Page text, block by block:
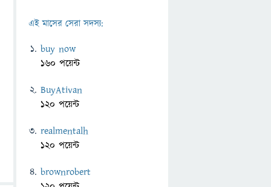
এই মাসের সেরা সদস্য:
buy now
160 পয়েন্ট
BuyAtivan
120 পয়েন্ট
realmentalh
120 পয়েন্ট
brownrobert